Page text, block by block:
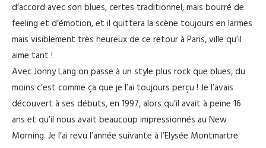
d’accord avec son blues, certes traditionnel, mais bourré de
feeling et d’émotion, et il quittera la scène toujours en larmes
mais visiblement très heureux de ce retour à Paris, ville qu’il
aime tant !
Avec Jonny Lang on passe à un style plus rock que blues, du
moins c’est comme ça que je l’ai toujours perçu ! Je l’avais
découvert à ses débuts, en 1997, alors qu’il avait à peine 16
ans et qu’il nous avait beaucoup impressionnés au New
Morning. Je l’ai revu l’année suivante à l’Elysée Montmartre